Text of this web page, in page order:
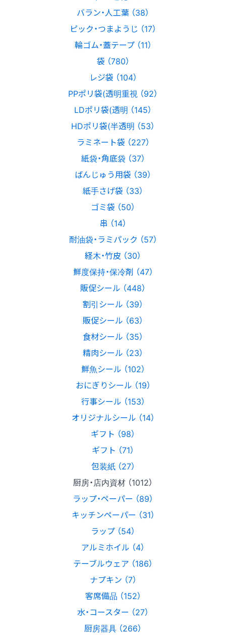
バラン・人工葉 （38）
ピック・つまようじ （17）
輪ゴム・蓋テープ （11）
袋 （780）
レジ袋 （104）
PPポリ袋(透明重視 （92）
LDポリ袋(透明 （145）
HDポリ袋(半透明 （53）
ラミネート袋 （227）
紙袋・角底袋 （37）
ばんじゅう用袋 （39）
紙手さげ袋 （33）
ゴミ袋 （50）
串 （14）
耐油袋・ラミパック （57）
経木・竹皮 （30）
鮮度保持・保冷剤 （47）
販促シール （448）
割引シール （39）
販促シール （63）
食材シール （35）
精肉シール （23）
鮮魚シール （102）
おにぎりシール （19）
行事シール （153）
オリジナルシール （14）
ギフト （98）
ギフト （71）
包装紙 （27）
厨房・店内資材 （1012）
ラップ・ペーパー （89）
キッチンペーパー （31）
ラップ （54）
アルミホイル （4）
テーブルウェア （186）
ナプキン （7）
客席備品 （152）
水・コースター （27）
厨房器具 （266）